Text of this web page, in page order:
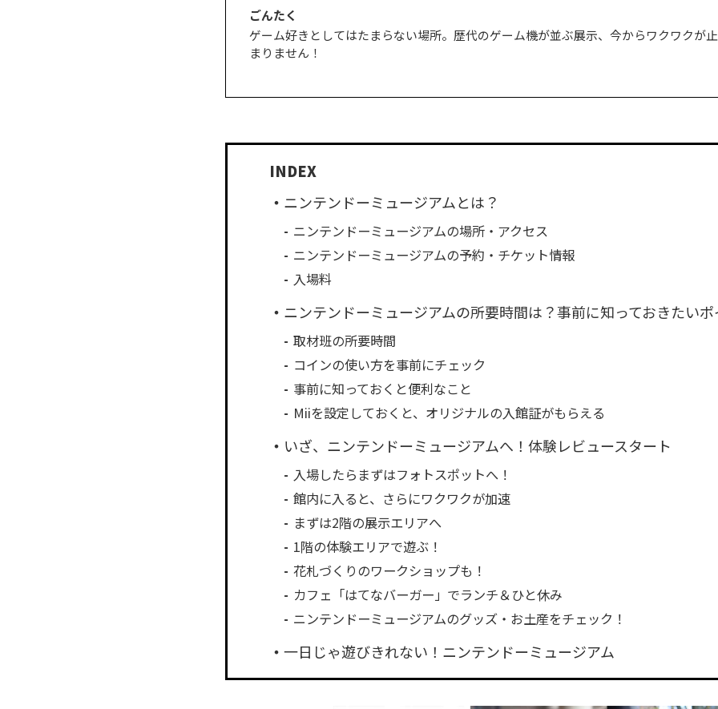
ごんたく
ゲーム好きとしてはたまらない場所。歴代のゲーム機が並ぶ展示、今からワクワクが止
まりません！
ニンテンドーミュージアムとは？
ニンテンドーミュージアムの場所・アクセス
ニンテンドーミュージアムの予約・チケット情報
入場料
ニンテンドーミュージアムの所要時間は？事前に知っておきたい
取材班の所要時間
コインの使い方を事前にチェック
事前に知っておくと便利なこと
Miiを設定しておくと、オリジナルの入館証がもらえる
いざ、ニンテンドーミュージアムへ！体験レビュースタート
入場したらまずはフォトスポットへ！
館内に入ると、さらにワクワクが加速
まずは2階の展示エリアへ
1階の体験エリアで遊ぶ！
花札づくりのワークショップも！
カフェ「はてなバーガー」でランチ＆ひと休み
ニンテンドーミュージアムのグッズ・お土産をチェック！
一日じゃ遊びきれない！ニンテンドーミュージアム